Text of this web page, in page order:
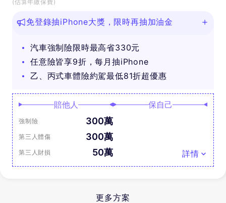
(估算年繳保費)
免登錄抽iPhone大獎，限時再抽加油金
汽車強制險限時最高省330元
任意險皆享9折，每月抽iPhone
乙、丙式車體險約駕最低81折超優惠
賠他人
強制險 300萬
第三人體傷 300萬
第三人財損 50萬
保自己
詳情
更多方案